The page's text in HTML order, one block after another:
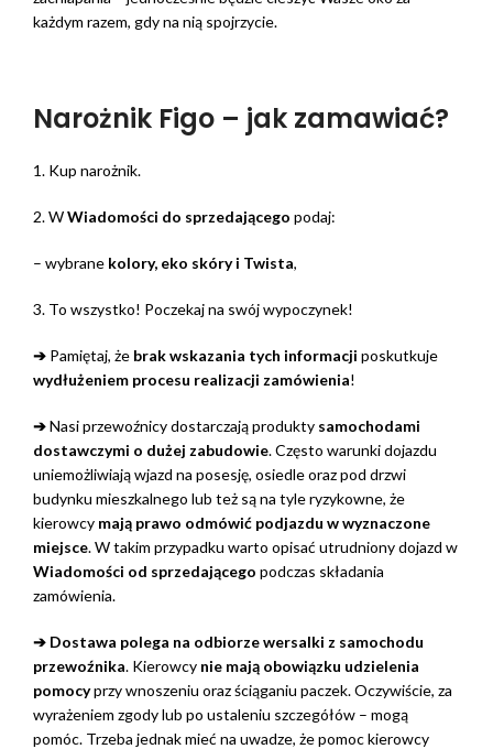
każdym razem, gdy na nią spojrzycie.
Narożnik Figo – jak zamawiać?
1. Kup narożnik.
2. WWiadomości do sprzedającego podaj:
– wybrane kolory, eko skóry i Twista,
3. To wszystko! Poczekaj na swój wypoczynek!
➔ Pamiętaj, że brak wskazania tych informacji poskutkuje
wydłużeniem procesu realizacji zamówienia!
➔Nasi przewoźnicy dostarczają produkty samochodami
dostawczymi o dużej zabudowie. Często warunki dojazdu
uniemożliwiają wjazd na posesję, osiedle oraz pod drzwi
budynku mieszkalnego lub też są na tyle ryzykowne, że
kierowcy mają prawo odmówić podjazdu w wyznaczone
miejsce. W takim przypadku warto opisać utrudniony dojazd w
Wiadomości od sprzedającego podczas składania
zamówienia.
➔ Dostawa polega na odbiorze wersalki z samochodu
przewoźnika. Kierowcy nie mają obowiązku udzielenia
pomocyprzy wnoszeniu oraz ściąganiu paczek. Oczywiście, za
wyrażeniem zgody lub po ustaleniu szczegółów – mogą
pomóc. Trzeba jednak mieć na uwadze, że pomoc kierowcy